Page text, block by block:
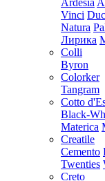
Ardesia
Vinci
Natura
Лирика
Colli
Byron
Colorker
Tangram
Cotto
Black-
Materica
Creatile
Cemento
Twenties
Creto